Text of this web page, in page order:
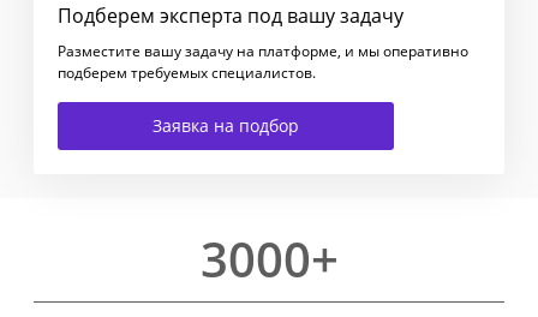
Подберем эксперта под вашу задачу
Разместите вашу задачу на платформе, и мы оперативно
подберем требуемых специалистов.
Заявка на подбор
3000+